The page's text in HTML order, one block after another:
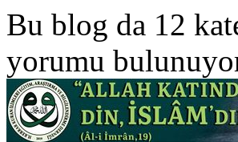
Bu blog da 12
yorumu